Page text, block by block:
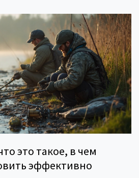
это такое, в чем
эффективно